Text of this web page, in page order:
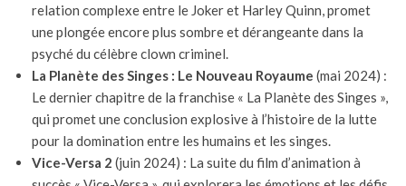
relation complexe entre le Joker et Harley Quinn, promet
une plongée encore plus sombre et dérangeante dans la
psyché du célèbre clown criminel.
La Planète des Singes : Le Nouveau Royaume (mai 2024) :
Le dernier chapitre de la franchise « La Planète des Singes »,
qui promet une conclusion explosive à l’histoire de la lutte
pour la domination entre les humains et les singes.
Vice-Versa 2 (juin 2024) : La suite du film d’animation à